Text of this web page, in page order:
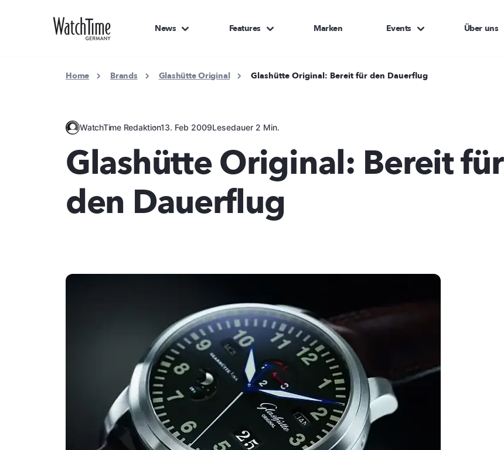
News Features Marken Events Über uns
Home Brands Glashütte Original Glashütte Original: Bereit für den Dauerflug
WatchTime Redaktion13. Feb 2009Lesedauer 2 Min.
Glashütte Original: Bereit für
den Dauerflug